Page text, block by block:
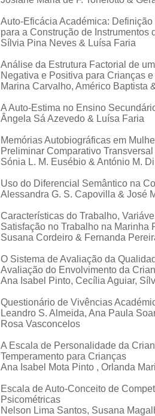
Auto-Eficácia Académica:
para a Construção de Instrumentos
Sílvia Pina Neves & Luísa Faria
Análise da Estrutura Factorial de
Negativa e Positiva para Crianças
Marina Carvalho, Américo Baptista
A Auto-Estima no Ensino
Ângela Sá Azevedo & Luísa Faria
Memórias Autobiográficas em
Preliminar Comparativo Transversal
Sónia L. M. Eusébio & António M.
Uso do Diferencial Semântico na
Alessandra G. S. Capovilla & José
Características do Trabalho,
Satisfação no Trabalho na Marinha
Susana Cordeiro & Fernanda
O Sistema de Avaliação da
Avaliação do Envolvimento da
Ana Isabel Pinto, Cecília Aguiar,
Questionário de Vivências
Leandro S. Almeida, Ana Paula
Rosa Vasconcelos
A Escala de Personalidade da
Temperamento para Crianças
Ana Isabel Mota Pinto , Orlanda
Escala de Auto-Conceito de
Psicométricas
Nelson Lima Santos, Susana